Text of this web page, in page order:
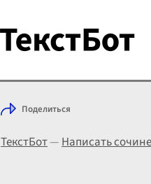
Поделиться
ТекстБот—Написать